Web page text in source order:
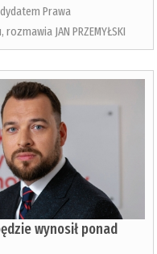
Prawa
JAN PRZEMYŁSKI
wynosił ponad